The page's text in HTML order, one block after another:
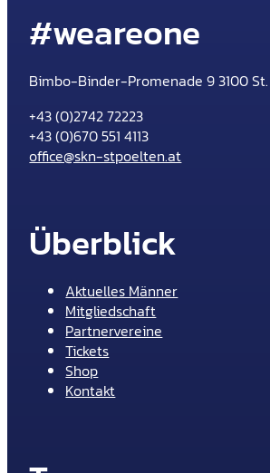
#weareone
Bimbo-Binder-Promenade 9 3100
+43 (0)2742 72223
+43 (0)670 551 4113
office@skn-stpoelten.at
Überblick
Aktuelles Männer
Mitgliedschaft
Partnervereine
Tickets
Shop
Kontakt